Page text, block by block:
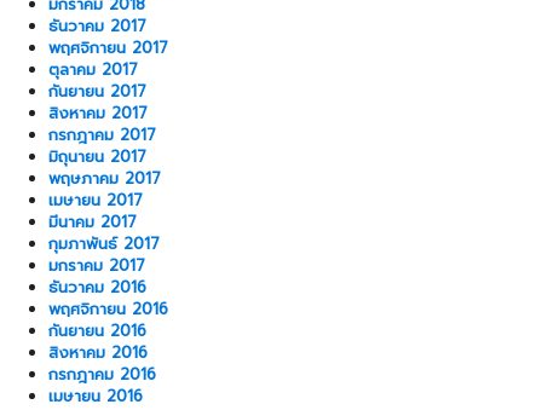
มกราคม 2018
ธันวาคม 2017
พฤศจิกายน 2017
ตุลาคม 2017
กันยายน 2017
สิงหาคม 2017
กรกฎาคม 2017
มิถุนายน 2017
พฤษภาคม 2017
เมษายน 2017
มีนาคม 2017
กุมภาพันธ์ 2017
มกราคม 2017
ธันวาคม 2016
พฤศจิกายน 2016
กันยายน 2016
สิงหาคม 2016
กรกฎาคม 2016
เมษายน 2016